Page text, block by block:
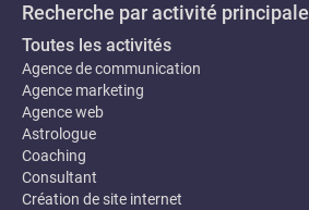
Recherche par activité principale
Toutes les activités
Agence de communication
Agence marketing
Agence web
Astrologue
Coaching
Consultant
Création de site internet